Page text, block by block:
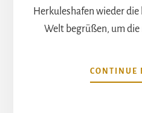
Herkuleshafen wieder
Welt begrüßen, um die
CONTINUE